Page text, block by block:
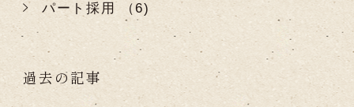
パート採用 （6)
過去の記事